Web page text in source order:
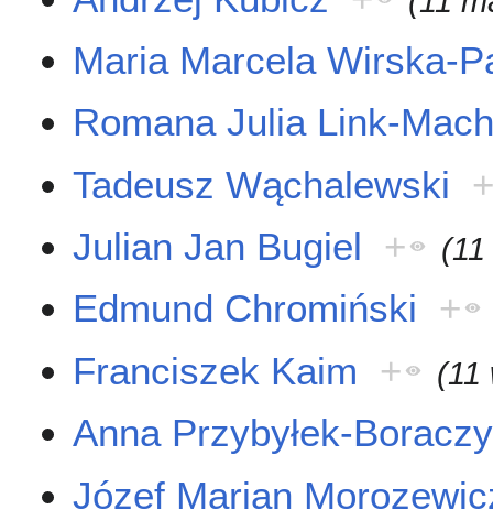
Maria Marcela Wirska-
Romana Julia Link-
Tadeusz Wąchalewski
Julian Jan Bugiel
+
Edmund Chromiński
+
Franciszek Kaim
+ (11
Anna Przybyłek-
Józef Marian